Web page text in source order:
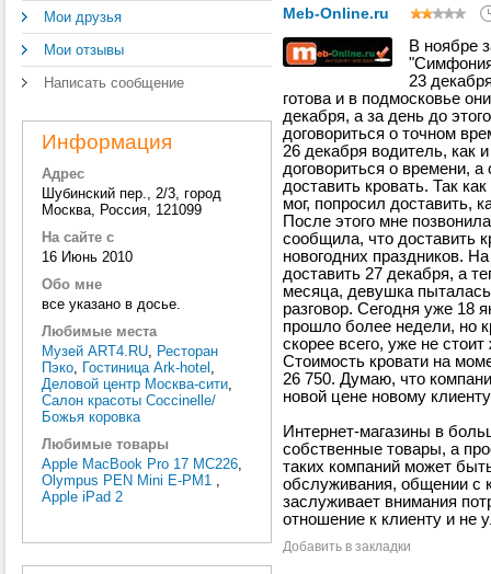
Мои друзья
Мои отзывы
Написать сообщение
Информация
Адрес
Шубинский пер., 2/3, город
Москва, Россия, 121099
На сайте с
16 Июнь 2010
Обо мне
все указано в досье.
Любимые места
Музей ART4.RU, Ресторан
Пэко, Гостиница Ark-hotel ,
Деловой центр Москва-сити,
Салон красоты Coccinelle/
Божья коровка
Любимые товары
Apple MacBook Pro 17 MC226,
Olympus PEN Mini E-PM1 ,
Apple iPad 2
Meb-Online.ru
В ноябре
23
готова и в подмосковье
декабря, а за день до
договориться о точном
26 декабря водитель, как
договориться о времени,
доставить кровать. Так
мог, попросил доставить,
После этого мне
сообщила, что доставить
новогодних праздников.
доставить 27 декабря, а
месяца, девушка
разговор. Сегодня уже 18
прошло более недели, но
скорее всего, уже не стоит
Стоимость кровати на
26 750. Думаю, что
новой цене новому
Интернет-магазины в
собственные товары, а
таких компаний может
обслуживания, общении с
заслуживает внимания
отношение к клиенту и не
Добавить в закладки